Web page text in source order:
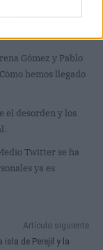
Gómez y Pablo
hemos llegado
el desorden y los
Twitter se ha
ya es
Artículo siguiente
isla de Perejil y la